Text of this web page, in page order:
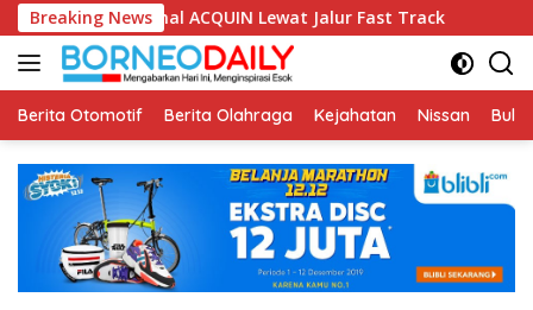
Langsung
ke
konten
Breaking News
ACQUIN Lewat Jalur Fast Track Fikom Unisba
Berita Otomotif Berita Olahraga Kejahatan Nissan